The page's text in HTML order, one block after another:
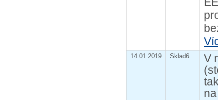
14.01.2019 Sklad6
V